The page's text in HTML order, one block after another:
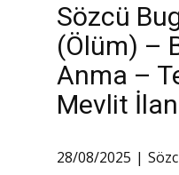
Sözcü
(Ölüm) –
Anma –
Mevlit
28/08/2025